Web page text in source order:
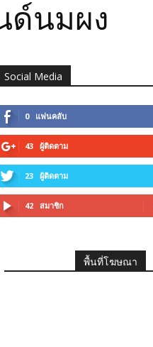
ด์นมผง
Social Media
0 แฟนคลับ
43 ผู้ติดตาม
23 ผู้ติดตาม
42 สมาชิก
พื้นที่โฆษณา